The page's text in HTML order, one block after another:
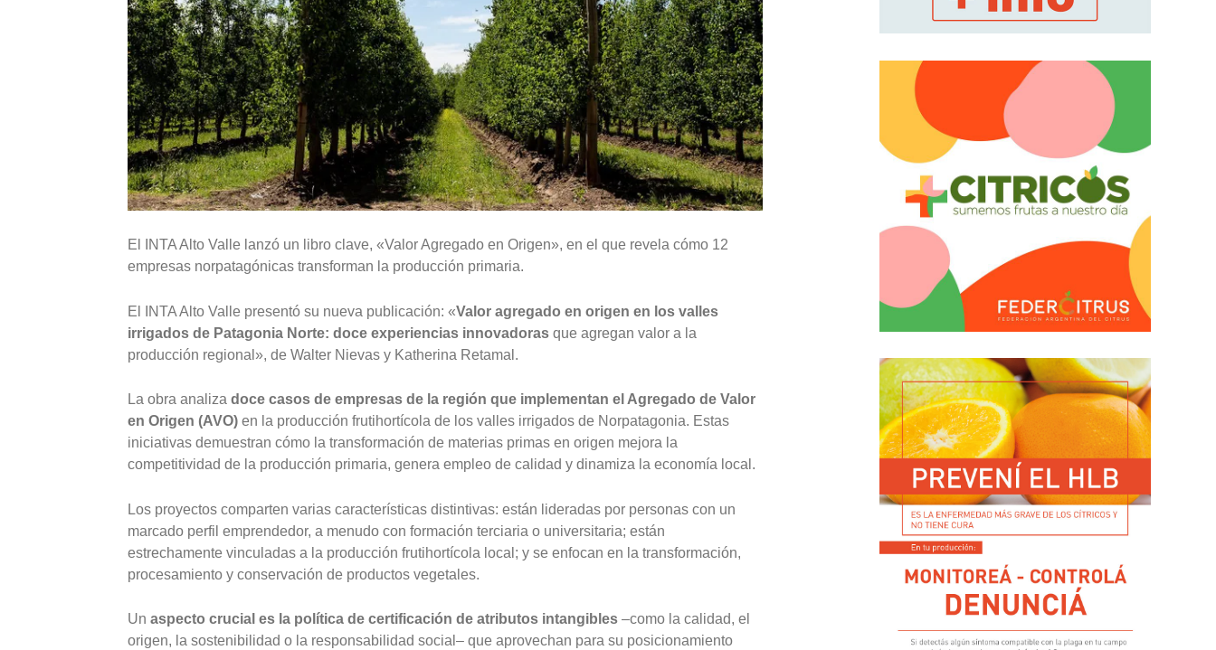
El INTA Alto Valle lanzó un libro clave, «Valor Agregado en Origen», en el que revela cómo 12
empresas norpatagónicas transforman la producción primaria.
El INTA Alto Valle presentó su nueva publicación: «Valor agregado en origen en los valles
irrigados de Patagonia Norte: doce experiencias innovadoras que agregan valor a la
producción regional», de Walter Nievas y Katherina Retamal.
La obra analiza doce casos de empresas de la región que implementan el Agregado de Valor
en Origen (AVO) en la producción frutihortícola de los valles irrigados de Norpatagonia. Estas
iniciativas demuestran cómo la transformación de materias primas en origen mejora la
competitividad de la producción primaria, genera empleo de calidad y dinamiza la economía local.
Los proyectos comparten varias características distintivas: están lideradas por personas con un
marcado perfil emprendedor, a menudo con formación terciaria o universitaria; están
estrechamente vinculadas a la producción frutihortícola local; y se enfocan en la transformación,
procesamiento y conservación de productos vegetales.
Un aspecto crucial es la política de certificación de atributos intangibles –como la calidad, el
origen, la sostenibilidad o la responsabilidad social– que aprovechan para su posicionamiento